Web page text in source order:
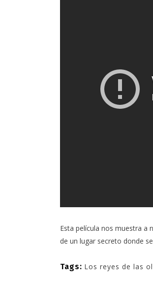
Esta película nos muestra a
de un lugar secreto donde
Tags: Los reyes de las